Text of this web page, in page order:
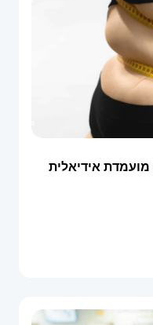
שאת מועמדת אידיאלית